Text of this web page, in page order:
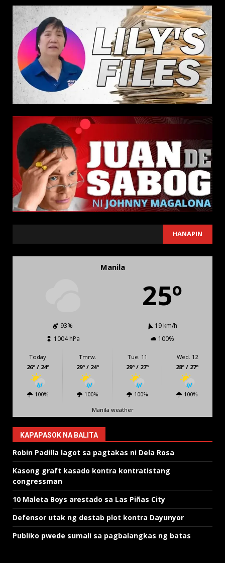
HANAPIN
Manila
25º
93%
19 km/h
1004 hPa
100%
Today
26º / 24º
100%
Tmrw.
29º / 24º
100%
Tue. 11
29º / 27º
100%
Wed. 12
28º / 27º
100%
Manila weather
KAPAPASOK NA BALITA
Robin Padilla lagot sa pagtakas ni Dela Rosa
Kasong graft kasado kontra kontratistang
congressman
10 Maleta Boys arestado sa Las Piñas City
Defensor utak ng destab plot kontra Dayunyor
Publiko pwede sumali sa pagbalangkas ng batas